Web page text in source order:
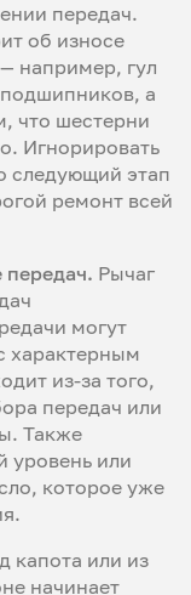
передач.
об износе
например, гул
а
что шестерни
Игнорировать
следующий этап
ремонт всей
передач. Рычаг
могут
характерным
из-за того,
передач или
Также
уровень или
которое уже
капота или из
начинает